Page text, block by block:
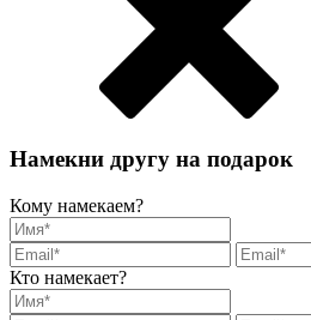
Намекни другу на подарок
Кому намекаем?
Кто намекает?